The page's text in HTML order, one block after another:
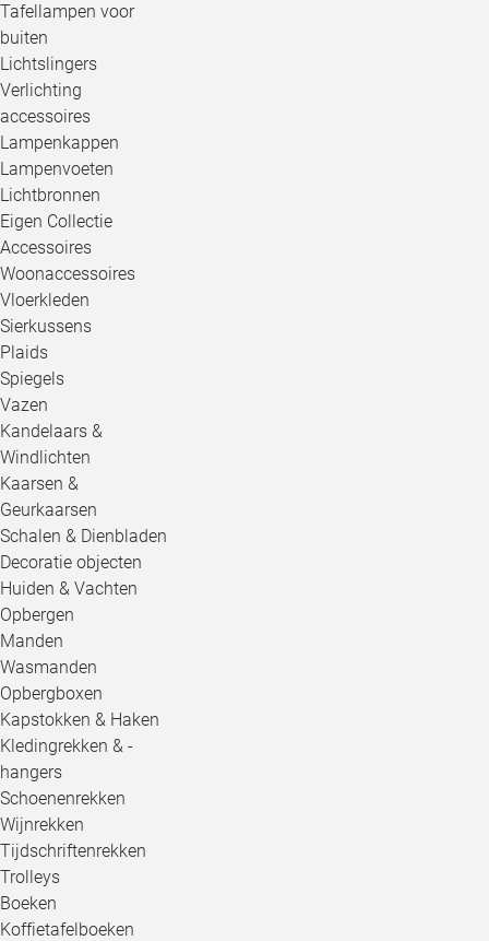
Tafellampen voor
buiten
Lichtslingers
Verlichting
accessoires
Lampenkappen
Lampenvoeten
Lichtbronnen
Eigen Collectie
Accessoires
Woonaccessoires
Vloerkleden
Sierkussens
Plaids
Spiegels
Vazen
Kandelaars &
Windlichten
Kaarsen &
Geurkaarsen
Schalen & Dienbladen
Decoratie objecten
Huiden & Vachten
Opbergen
Manden
Wasmanden
Opbergboxen
Kapstokken & Haken
Kledingrekken & -
hangers
Schoenenrekken
Wijnrekken
Tijdschriftenrekken
Trolleys
Boeken
Koffietafelboeken